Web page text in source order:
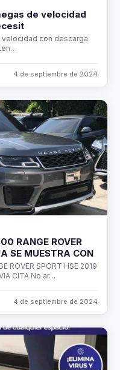
de velocidad
con descarga
4 de septiembre de 2024
RANGE ROVER
SE MUESTRA CON
ROVER SPORT HSE 2019
CITA No ar…
4 de septiembre de 2024